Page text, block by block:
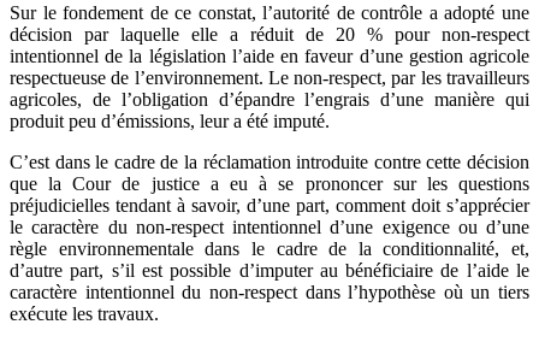
Sur le fondement de ce constat, l’autorité de contrôle a adopté une
décision par laquelle elle a réduit de 20 % pour non-respect
intentionnel de la législation l’aide en faveur d’une gestion agricole
respectueuse de l’environnement. Le non-respect, par les travailleurs
agricoles, de l’obligation d’épandre l’engrais d’une manière qui
produit peu d’émissions, leur a été imputé.
C’est dans le cadre de la réclamation introduite contre cette décision
que la Cour de justice a eu à se prononcer sur les questions
préjudicielles tendant à savoir, d’une part, comment doit s’apprécier
le caractère du non-respect intentionnel d’une exigence ou d’une
règle environnementale dans le cadre de la conditionnalité, et,
d’autre part, s’il est possible d’imputer au bénéficiaire de l’aide le
caractère intentionnel du non-respect dans l’hypothèse où un tiers
exécute les travaux.